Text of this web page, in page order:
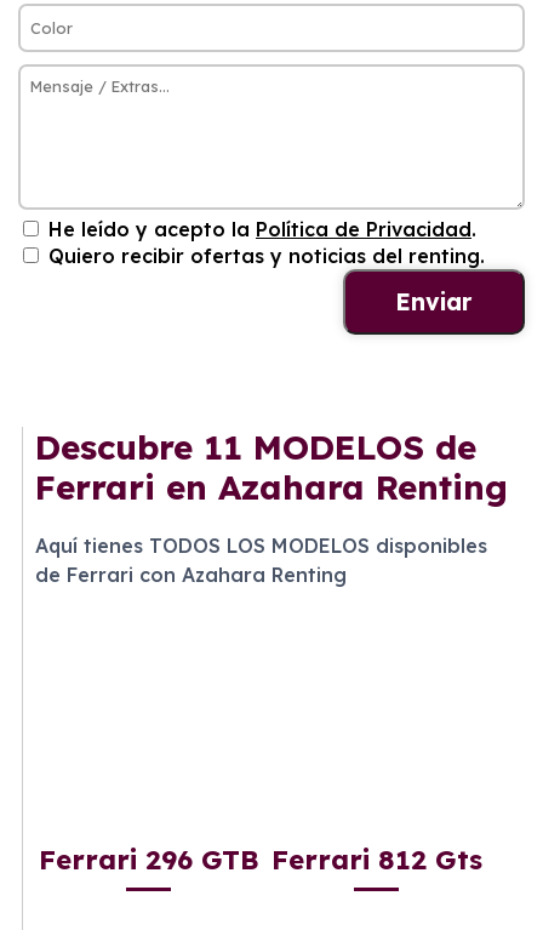
He leído y acepto la Política de Privacidad.
Quiero recibir ofertas y noticias del renting.
Descubre 11 MODELOS de
Ferrari en Azahara Renting
Aquí tienes TODOS LOS MODELOS disponibles
de Ferrari con Azahara Renting
Ferrari 296 GTB Ferrari 812 Gts